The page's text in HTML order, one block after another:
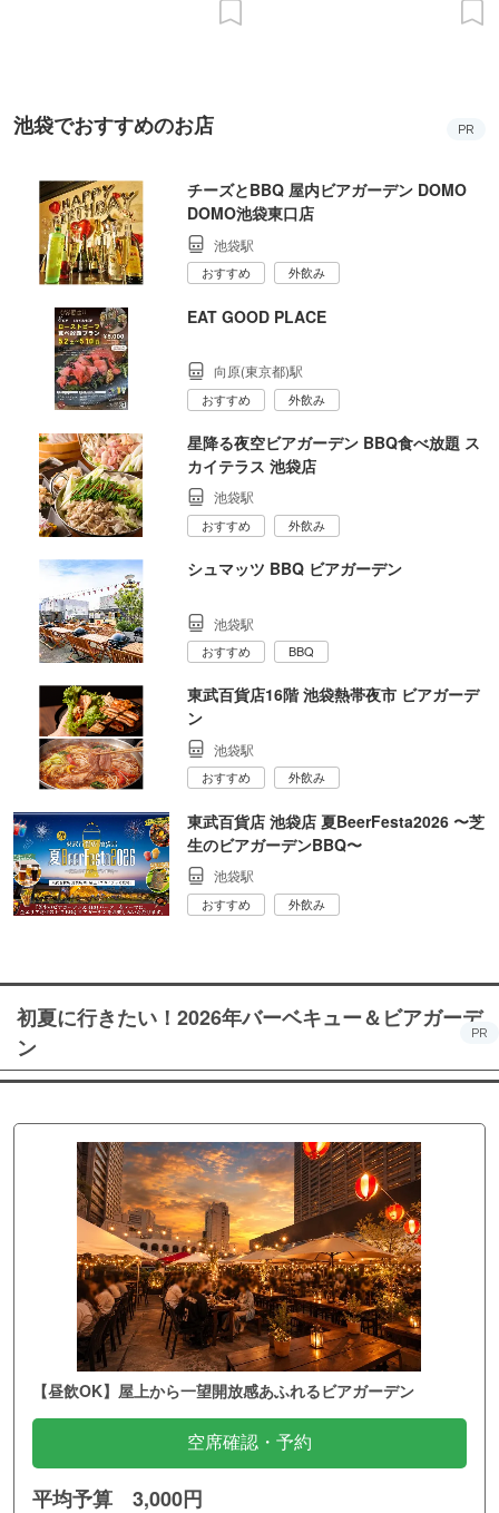
池袋でおすすめのお店 PR
チーズとBBQ 屋内ビアガーデン DOMO
DOMO池袋東口店
池袋駅
おすすめ 外飲み
EAT GOOD PLACE
向原(東京都)駅
おすすめ 外飲み
星降る夜空ビアガーデン BBQ食べ放題 ス
カイテラス 池袋店
池袋駅
おすすめ 外飲み
シュマッツ BBQ ビアガーデン
池袋駅
おすすめ BBQ
東武百貨店16階 池袋熱帯夜市 ビアガーデ
ン
池袋駅
おすすめ 外飲み
東武百貨店 池袋店 夏BeerFesta2026 〜芝
生のビアガーデンBBQ〜
池袋駅
おすすめ 外飲み
初夏に行きたい！2026年バーベキュー＆ビアガーデ
ン
PR
【昼飲OK】屋上から一望開放感あふれるビアガーデン
空席確認・予約
平均予算 3,000円